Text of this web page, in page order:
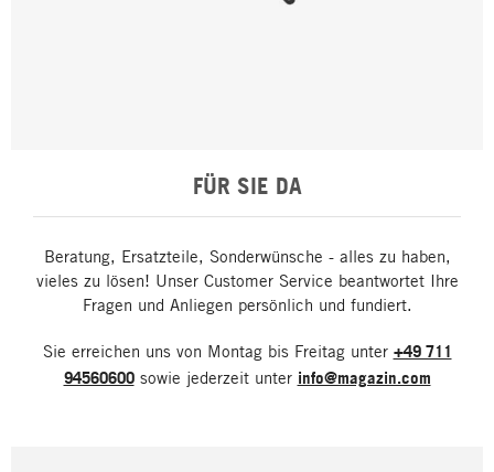
FÜR SIE DA
Beratung, Ersatzteile, Sonderwünsche - alles zu haben,
vieles zu lösen! Unser Customer Service beantwortet Ihre
Fragen und Anliegen persönlich und fundiert.
Sie erreichen uns von Montag bis Freitag unter +49 711
94560600sowie jederzeit unter info@magazin.com